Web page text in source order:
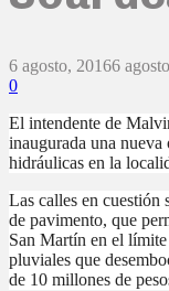
6 agosto, 20166
0
El intendente de
inaugurada una
hidráulicas en la
Las calles en
de pavimento, que
San Martín en el
pluviales que
de 10 millones de